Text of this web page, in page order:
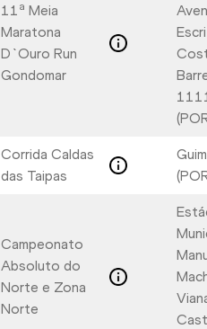
11ª Meia
Maratona
D`Ouro Run
Gondomar
Corrida Caldas
das Taipas
Campeonato
Absoluto do
Norte e Zona
Norte